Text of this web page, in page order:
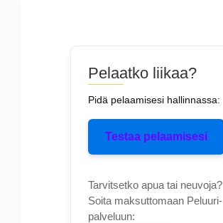
Pelaatko liikaa?
Pidä pelaamisesi hallinnassa:
Testaa pelaamisesi
Tarvitsetko apua tai neuvoja?
Soita maksuttomaan Peluuri-
palveluun: